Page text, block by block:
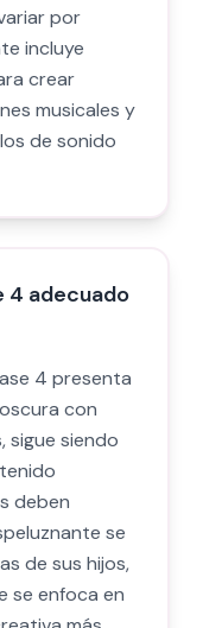
por
incluye
crear
musicales y
de sonido
4 adecuado
4 presenta
con
sigue siendo
deben
se
de sus hijos,
se enfoca en